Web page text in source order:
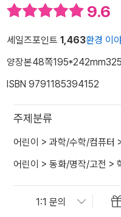
9.6
세일즈포인트 1,463환경 이
양장본48쪽195*242mm
ISBN 9791185394152
주제분류
어린이 > 과학/수학/컴퓨터
어린이 > 동화/명작/고전 >